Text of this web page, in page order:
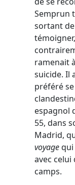
Semprun
sortant
ramenait
suicide. Il
préféré
espagnol
55, dans
Madrid,
voyagequi
avec celui
camps.